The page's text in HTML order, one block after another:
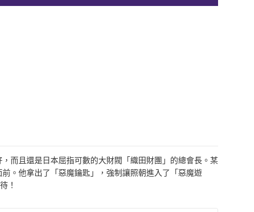
而且還是日本屈指可數的大財閥「織田財團」的總會長。某
。他拿出了「惡魔鑰匙」，強制讓照朝進入了「惡魔遊
！